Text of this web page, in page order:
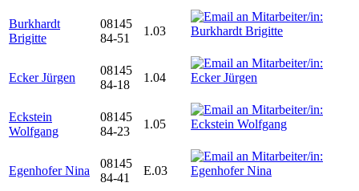
Burkhardt
Brigitte
08145
84-51
1.03
Ecker Jürgen
08145
84-18
1.04
Eckstein
Wolfgang
08145
84-23
1.05
Egenhofer Nina
08145
84-41
E.03